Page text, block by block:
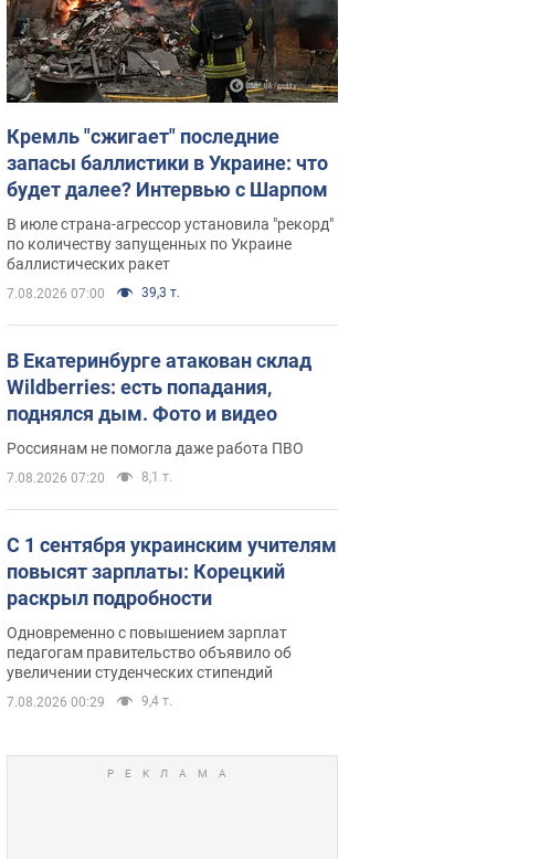
Кремль "сжигает" последние
запасы баллистики в Украине: что
будет далее? Интервью с Шарпом
В июле страна-агрессор установила "рекорд"
по количеству запущенных по Украине
баллистических ракет
7.08.2026 07:00 39,3 т.
В Екатеринбурге атакован склад
Wildberries: есть попадания,
поднялся дым. Фото и видео
Россиянам не помогла даже работа ПВО
7.08.2026 07:20 8,1 т.
С 1 сентября украинским учителям
повысят зарплаты: Корецкий
раскрыл подробности
Одновременно с повышением зарплат
педагогам правительство объявило об
увеличении студенческих стипендий
7.08.2026 00:29 9,4 т.